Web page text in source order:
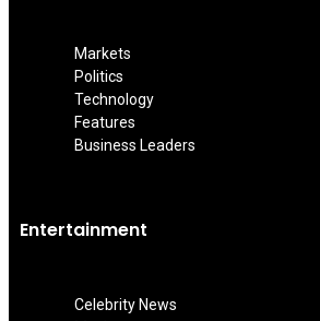
Markets
Politics
Technology
Features
Business Leaders
Entertainment
Celebrity News